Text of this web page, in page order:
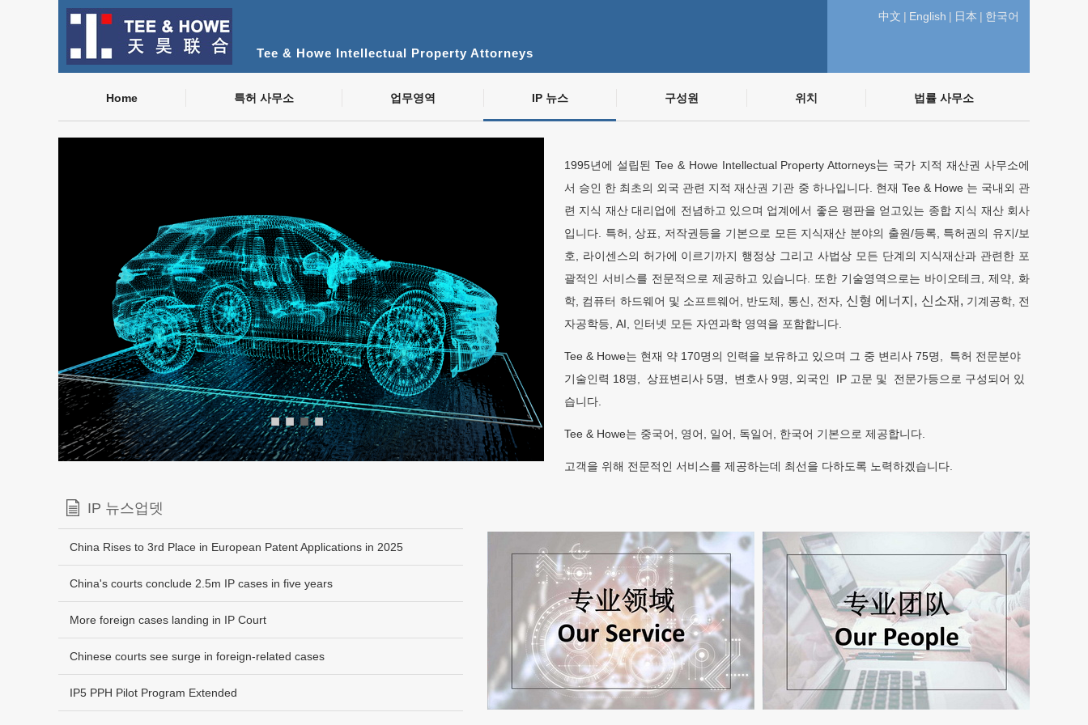
Tee & Howe Intellectual Property Attorneys
中文 | English | 日本 | 한국어
Home 특허 사무소 업무영역 IP 뉴스 구성원 위치 법률 사무소
■ ■ ■ ■
1995년에 설립된 Tee & Howe Intellectual Property Attorneys는 국가 지적 재산권 사무소에
서 승인 한 최초의 외국 관련 지적 재산권 기관 중 하나입니다. 현재 Tee & Howe 는 국내외 관
련 지식 재산 대리업에 전념하고 있으며 업계에서 좋은 평판을 얻고있는 종합 지식 재산 회사
입니다. 특허, 상표, 저작권등을 기본으로 모든 지식재산 분야의 출원/등록, 특허권의 유지/보
호, 라이센스의 허가에 이르기까지 행정상 그리고 사법상 모든 단계의 지식재산과 관련한 포
괄적인 서비스를 전문적으로 제공하고 있습니다. 또한 기술영역으로는 바이오테크, 제약, 화
학, 컴퓨터 하드웨어 및 소프트웨어, 반도체, 통신, 전자, 신형 에너지, 신소재, 기계공학, 전
자공학등, AI, 인터넷 모든 자연과학 영역을 포함합니다.
Tee & Howe는 현재 약 170명의 인력을 보유하고 있으며 그 중 변리사 75명, 특허 전문분야
기술인력 18명, 상표변리사 5명, 변호사 9명, 외국인 IP 고문 및 전문가등으로 구성되어 있
습니다.
Tee & Howe는 중국어, 영어, 일어, 독일어, 한국어 기본으로 제공합니다.
고객을 위해 전문적인 서비스를 제공하는데 최선을 다하도록 노력하겠습니다.
IP 뉴스업뎃
China Rises to 3rd Place in European Patent Applications in 2025
China's courts conclude 2.5m IP cases in five years
More foreign cases landing in IP Court
Chinese courts see surge in foreign-related cases
IP5 PPH Pilot Program Extended